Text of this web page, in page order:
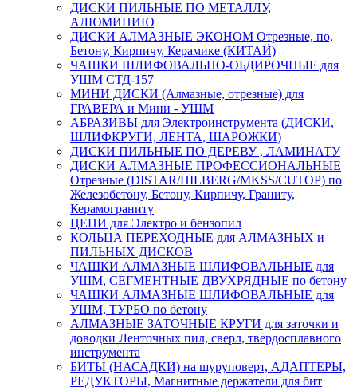
ДИСКИ ПИЛЬНЫЕ ПО МЕТАЛЛУ,
АЛЮМИНИЮ
ДИСКИ АЛМАЗНЫЕ ЭКОНОМ Отрезные, по,
Бетону, Кирпичу, Керамике (КИТАЙ)
ЧАШКИ ШЛИФОВАЛЬНО-ОБДИРОЧНЫЕ для
УШМ СТД-157
МИНИ ДИСКИ (Алмазные, отрезные) для
ГРАВЕРА и Мини - УШМ
АБРАЗИВЫ для Электроинструмента (ДИСКИ,
ШЛИФКРУГИ, ЛЕНТА, ШАРОЖКИ)
ДИСКИ ПИЛЬНЫЕ ПО ДЕРЕВУ , ЛАМИНАТУ
ДИСКИ АЛМАЗНЫЕ ПРОФЕССИОНАЛЬНЫЕ
Отрезные (DISTAR/HILBERG/MKSS/CUTOP) по
Железобетону, Бетону, Кирпичу, Граниту,
Керамограниту
ЦЕПИ для Электро и бензопил
КОЛЬЦА ПЕРЕХОДНЫЕ для АЛМАЗНЫХ и
ПИЛЬНЫХ ДИСКОВ
ЧАШКИ АЛМАЗНЫЕ ШЛИФОВАЛЬНЫЕ для
УШМ, СЕГМЕНТНЫЕ ДВУХРЯДНЫЕ по бетону
ЧАШКИ АЛМАЗНЫЕ ШЛИФОВАЛЬНЫЕ для
УШМ, ТУРБО по бетону
АЛМАЗНЫЕ ЗАТОЧНЫЕ КРУГИ для заточки и
доводки Ленточных пил, сверл, твердосплавного
инструмента
БИТЫ (НАСАДКИ) на шуруповерт, АДАПТЕРЫ,
РЕДУКТОРЫ, Магнитные держатели для бит